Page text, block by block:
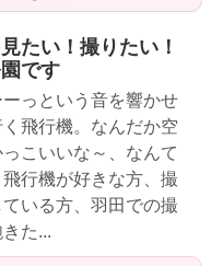
たい！撮りたい！
です
っという音を響かせ
飛行機。なんだか空
こいいな～、なんて
行機が好きな方、撮
いる方、羽田での撮
た...